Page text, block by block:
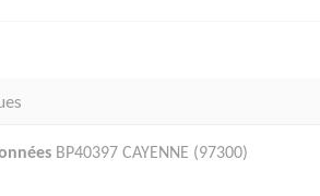
BP40397 CAYENNE (97300)